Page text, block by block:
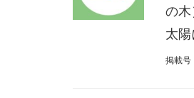
の
太
掲載号